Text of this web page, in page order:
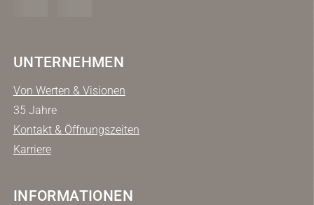
UNTERNEHMEN
Von Werten & Visionen
35 Jahre
Kontakt & Öffnungszeiten
Karriere
INFORMATIONEN